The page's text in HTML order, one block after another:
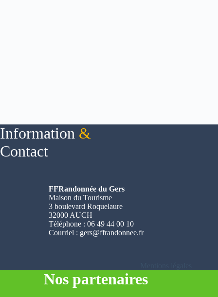
Information &
Contact
FFRandonnée du Gers
Maison du Tourisme
3 boulevard Roquelaure
32000 AUCH
Téléphone : 06 49 44 00 10
Courriel : gers@ffrandonnee.fr
Nos partenaires